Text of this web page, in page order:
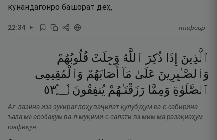
кунандагонро башорат деҳ,
22:34 тафсир
ٱلَّذِينَ إِذَا ذُكِرَ ٱللَّهُ وَجِلَتْ قُلُوبُهُمْ
وَٱلصَّـٰبِرِينَ عَلَىٰ مَآ أَصَابَهُمْ وَٱلْمُقِيمِى
ٱلصَّلَوٰةِ وَمِمَّا رَزَقْنَـٰهُمْ يُنفِقُونَ ۝٣٥
Ал-лазӣна иза зукираллоҳу ваҷилат қулубуҳум ва-с-сабирӣна
ъала ма асобаҳум ва-л-муқӣми-с-салати ва мим ма разақнаҳум
юнфиқун.